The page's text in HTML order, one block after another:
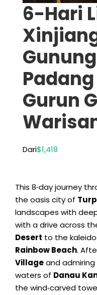
6-Hari
Gurun
Dari$1,418
This 8‑day journey
the oasis city of
landscapes with
with a drive across
Desert to the
Rainbow Beach.
Villageand
waters of Danau
the wind‑carved